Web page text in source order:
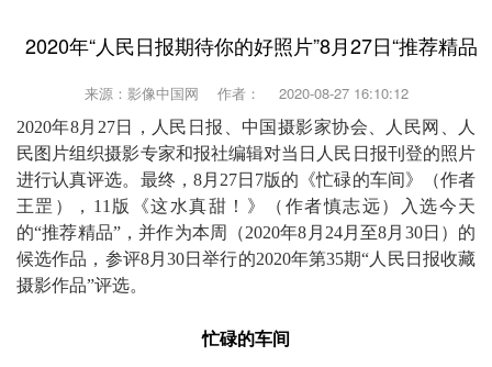
2020年“人民日报期待你的好照片”8月27日“推荐精品
来源：影像中国网 作者： 2020-08-27 16:10:12
2020年8月27日，人民日报、中国摄影家协会、人民网、人
民图片组织摄影专家和报社编辑对当日人民日报刊登的照片
进行认真评选。最终，8月27日7版的《忙碌的车间》（作者
王罡），11版《这水真甜！》（作者慎志远）入选今天
的“推荐精品”，并作为本周（2020年8月24月至8月30日）的
候选作品，参评8月30日举行的2020年第35期“人民日报收藏
摄影作品”评选。
忙碌的车间